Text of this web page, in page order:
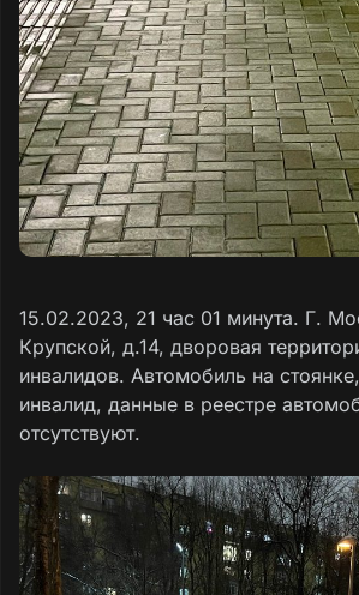
15.02.2023, 21 час 01 минута. Г.
Крупской, д.14, дворовая
инвалидов. Автомобиль на
инвалид, данные в реестре
отсутствуют.